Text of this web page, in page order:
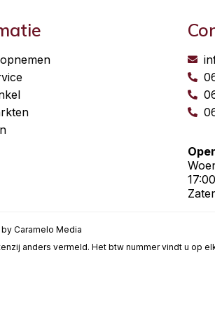
Caramelo Media
anders vermeld. Het btw nummer vindt u op